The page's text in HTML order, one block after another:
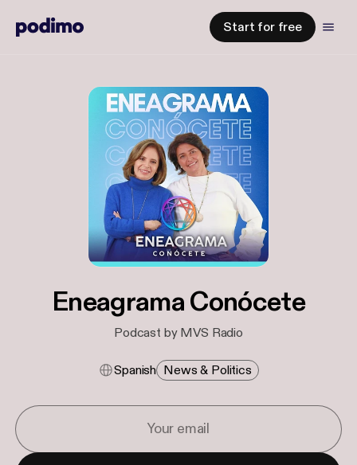
Start for free
Eneagrama Conócete
Podcast by MVS Radio
Spanish News & Politics